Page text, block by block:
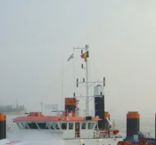
postes
bassin du port
d’accès: 100 m,
En